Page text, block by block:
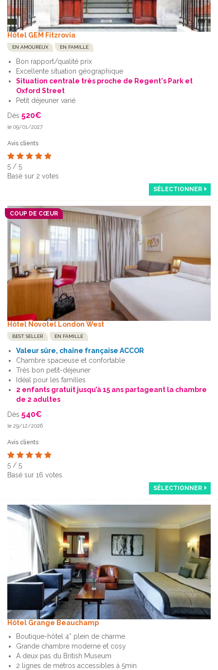
Hôtel GEM Fitzrovia
EN AMOUREUX EN FAMILLE
Bon rapport/qualité prix
Excellente situation géographique
Situation centrale très proche de Regent's Park et
Oxford Street
Petit déjeuner varié
Dès 520€
le 09/01/2027
Avis clients
5 / 5
Basé sur 2 votes
SÉLECTIONNER
COUP DE CŒUR
Hôtel Novotel London West
BEST SELLER EN FAMILLE
Valeur sûre, chaîne française ACCOR
Chambre spacieuse et confortable
Très bon petit-déjeuner
Idéal pour les familles
2 enfants gratuit jusqu’à 15 ans partageant la chambre
de 2 adultes
Dès 540€
le 29/12/2026
Avis clients
5 / 5
Basé sur 16 votes
SÉLECTIONNER
Hôtel Grange Beauchamp
Boutique-hôtel 4* plein de charme
Grande chambre moderne et cosy
A deux pas du British Museum
2 lignes de métros accessibles à 5min